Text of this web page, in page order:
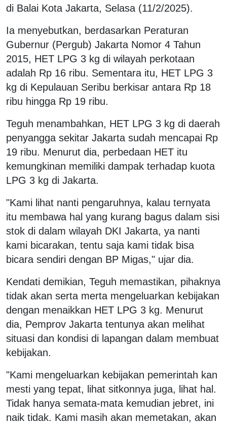
di Balai Kota Jakarta, Selasa (11/2/2025).
Ia menyebutkan, berdasarkan Peraturan
Gubernur (Pergub) Jakarta Nomor 4 Tahun
2015, HET LPG 3 kg di wilayah perkotaan
adalah Rp 16 ribu. Sementara itu, HET LPG 3
kg di Kepulauan Seribu berkisar antara Rp 18
ribu hingga Rp 19 ribu.
Teguh menambahkan, HET LPG 3 kg di daerah
penyangga sekitar Jakarta sudah mencapai Rp
19 ribu. Menurut dia, perbedaan HET itu
kemungkinan memiliki dampak terhadap kuota
LPG 3 kg di Jakarta.
"Kami lihat nanti pengaruhnya, kalau ternyata
itu membawa hal yang kurang bagus dalam sisi
stok di dalam wilayah DKI Jakarta, ya nanti
kami bicarakan, tentu saja kami tidak bisa
bicara sendiri dengan BP Migas," ujar dia.
Kendati demikian, Teguh memastikan, pihaknya
tidak akan serta merta mengeluarkan kebijakan
dengan menaikkan HET LPG 3 kg. Menurut
dia, Pemprov Jakarta tentunya akan melihat
situasi dan kondisi di lapangan dalam membuat
kebijakan.
"Kami mengeluarkan kebijakan pemerintah kan
mesti yang tepat, lihat sitkonnya juga, lihat hal.
Tidak hanya semata-mata kemudian jebret, ini
naik tidak. Kami masih akan memetakan, akan